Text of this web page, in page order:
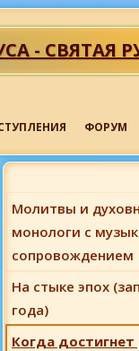
- СВЯТАЯ
ФОРУМ
Молитвы и
монологи с
сопровождением
На стыке эпох
года)
Когда достигнет